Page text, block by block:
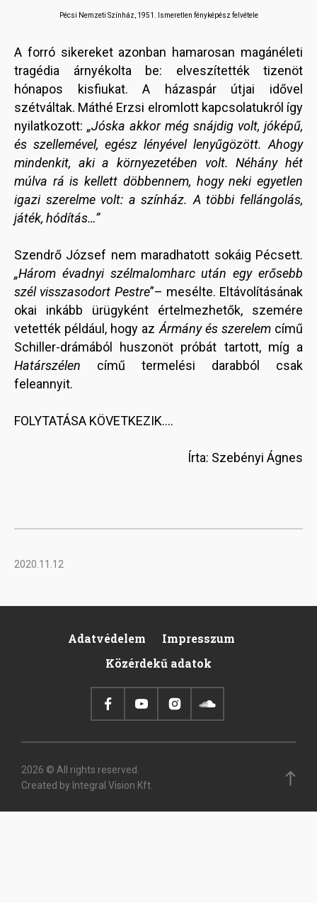
Pécsi Nemzeti Színház, 1951. Ismeretlen fényképész felvétele
A forró sikereket azonban hamarosan magánéleti
tragédia árnyékolta be: elveszítették tizenöt
hónapos kisfiukat. A házaspár útjai idővel
szétváltak. Máthé Erzsi elromlott kapcsolatukról így
nyilatkozott: „Jóska akkor még snájdig volt, jóképű,
és szellemével, egész lényével lenyűgözött. Ahogy
mindenkit, aki a környezetében volt. Néhány hét
múlva rá is kellett döbbennem, hogy neki egyetlen
igazi szerelme volt: a színház. A többi fellángolás,
játék, hódítás…”
Szendrő József nem maradhatott sokáig Pécsett.
„Három évadnyi szélmalomharc után egy erősebb
szél visszasodort Pestre”– mesélte. Eltávolításának
okai inkább ürügyként értelmezhetők, szemére
vetették például, hogy azÁrmány és szerelem című
Schiller-drámából huszonöt próbát tartott, míg a
Határszélen című termelési darabból csak
feleannyit.
FOLYTATÁSA KÖVETKEZIK....
Írta: Szebényi Ágnes
2020.11.12
Footer
Adatvédelem
Impresszum
Közérdekű adatok
2026 © All rights reserved.
Created by Integral Vision Kft.